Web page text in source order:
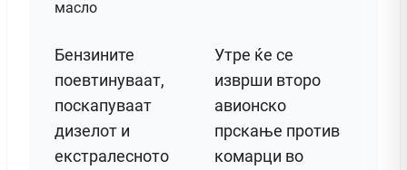
Бензините
поевтинуваат,
поскапуваат
дизелот и
екстралесното
Утре ќе се
изврши второ
авионско
прскање против
комарци во